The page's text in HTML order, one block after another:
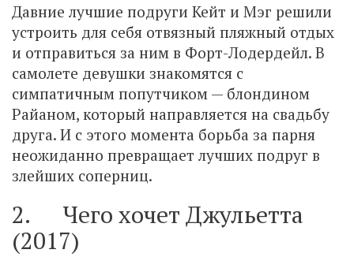
Давние лучшие подруги Кейт и Мэг решили
устроить для себя отвязный пляжный отдых
и отправиться за ним в Форт-Лодердейл. В
самолете девушки знакомятся с
симпатичным попутчиком — блондином
Райаном, который направляется на свадьбу
друга. И с этого момента борьба за парня
неожиданно превращает лучших подруг в
злейших соперниц.
2. Чего хочет Джульетта
(2017)